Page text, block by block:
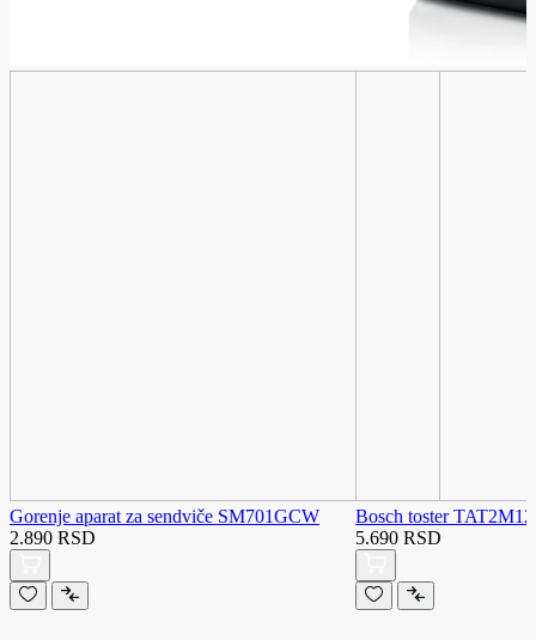
Gorenje aparat za sendviče SM701GCW
2.890 RSD
Bosch toster
5.690 RSD